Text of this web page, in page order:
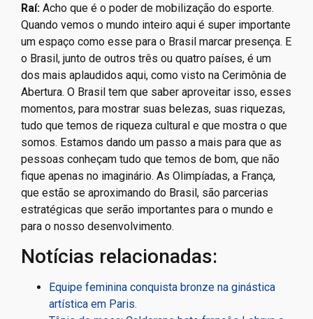
Raí: Acho que é o poder de mobilização do esporte.
Quando vemos o mundo inteiro aqui é super importante
um espaço como esse para o Brasil marcar presença. E
o Brasil, junto de outros três ou quatro países, é um
dos mais aplaudidos aqui, como visto na Cerimônia de
Abertura. O Brasil tem que saber aproveitar isso, esses
momentos, para mostrar suas belezas, suas riquezas,
tudo que temos de riqueza cultural e que mostra o que
somos. Estamos dando um passo a mais para que as
pessoas conheçam tudo que temos de bom, que não
fique apenas no imaginário. As Olimpíadas, a França,
que estão se aproximando do Brasil, são parcerias
estratégicas que serão importantes para o mundo e
para o nosso desenvolvimento.
Notícias relacionadas:
Equipe feminina conquista bronze na ginástica
artística em Paris.